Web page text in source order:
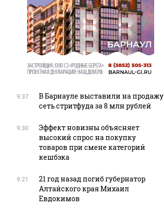
9:37
В Барнауле выставили на продажу
сеть стритфуда за 8 млн рублей
9:30
Эффект новизны объясняет
высокий спрос на покупку
товаров при смене категорий
кешбэка
9:21
21 год назад погиб губернатор
Алтайского края Михаил
Евдокимов